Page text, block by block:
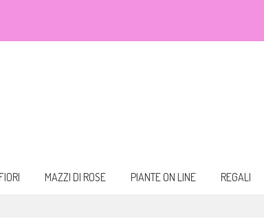
MAZZI DI ROSE PIANTE ON LINE REGALI